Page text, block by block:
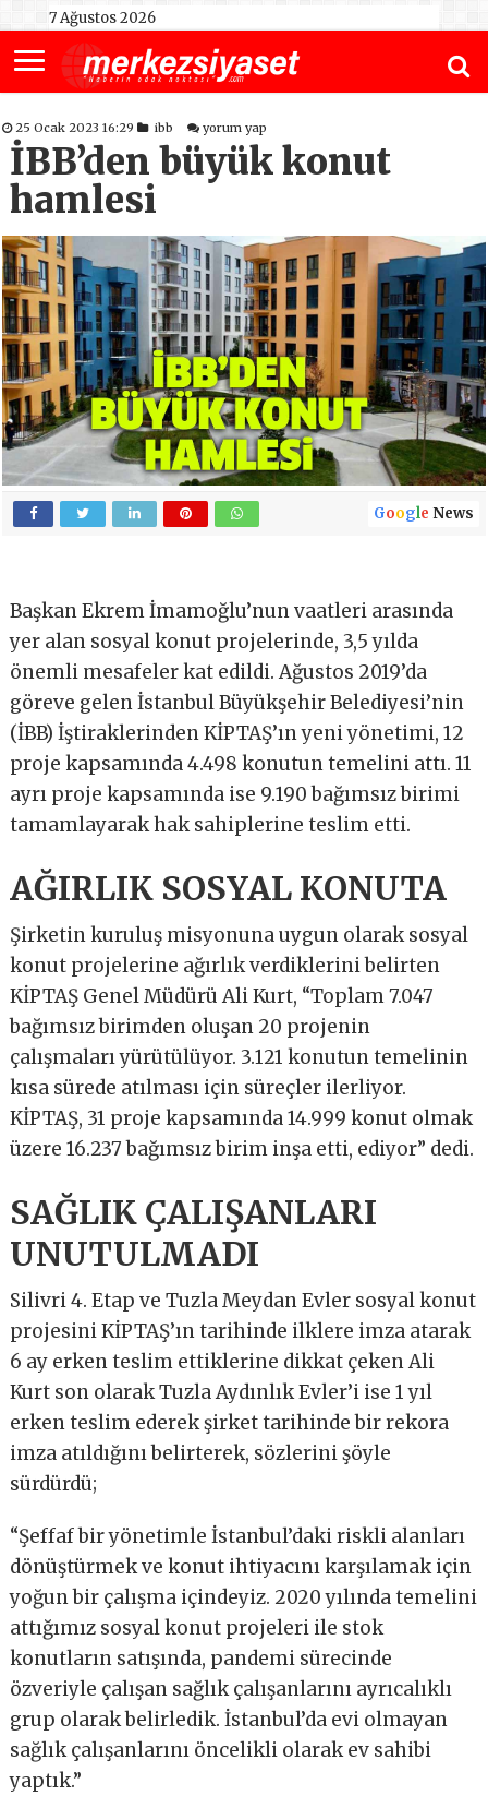
7 Ağustos 2026
25 Ocak 2023 16:29 ibb yorum yap
İBB’den büyük konut
hamlesi
Google News
Başkan Ekrem İmamoğlu’nun vaatleri arasında
yer alan sosyal konut projelerinde, 3,5 yılda
önemli mesafeler kat edildi. Ağustos 2019’da
göreve gelen İstanbul Büyükşehir Belediyesi’nin
(İBB) İştiraklerinden KİPTAŞ’ın yeni yönetimi, 12
proje kapsamında 4.498 konutun temelini attı. 11
ayrı proje kapsamında ise 9.190 bağımsız birimi
tamamlayarak hak sahiplerine teslim etti.
AĞIRLIK SOSYAL KONUTA
Şirketin kuruluş misyonuna uygun olarak sosyal
konut projelerine ağırlık verdiklerini belirten
KİPTAŞ Genel Müdürü Ali Kurt, “Toplam 7.047
bağımsız birimden oluşan 20 projenin
çalışmaları yürütülüyor. 3.121 konutun temelinin
kısa sürede atılması için süreçler ilerliyor.
KİPTAŞ, 31 proje kapsamında 14.999 konut olmak
üzere 16.237 bağımsız birim inşa etti, ediyor” dedi.
SAĞLIK ÇALIŞANLARI
UNUTULMADI
Silivri 4. Etap ve Tuzla Meydan Evler sosyal konut
projesini KİPTAŞ’ın tarihinde ilklere imza atarak
6 ay erken teslim ettiklerine dikkat çeken Ali
Kurt son olarak Tuzla Aydınlık Evler’i ise 1 yıl
erken teslim ederek şirket tarihinde bir rekora
imza atıldığını belirterek, sözlerini şöyle
sürdürdü;
“Şeffaf bir yönetimle İstanbul’daki riskli alanları
dönüştürmek ve konut ihtiyacını karşılamak için
yoğun bir çalışma içindeyiz. 2020 yılında temelini
attığımız sosyal konut projeleri ile stok
konutların satışında, pandemi sürecinde
özveriyle çalışan sağlık çalışanlarını ayrıcalıklı
grup olarak belirledik. İstanbul’da evi olmayan
sağlık çalışanlarını öncelikli olarak ev sahibi
yaptık.”